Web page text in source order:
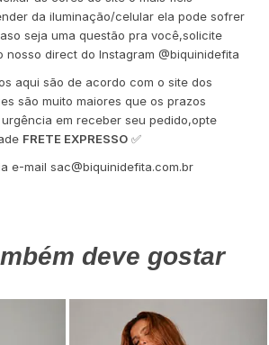
da iluminação/celular ela pode sofrer
seja uma questão pra você,solicite
nosso direct do Instagram @biquinidefita
aqui são de acordo com o site dos
são muito maiores que os prazos
em receber seu pedido,opte
FRETE EXPRESSO ✅
e-mail sac@biquinidefita.com.br
deve gostar